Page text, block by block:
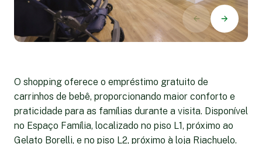
O shopping oferece o empréstimo gratuito de
carrinhos de bebê, proporcionando maior conforto e
praticidade para as famílias durante a visita. Disponível
no Espaço Família, localizado no piso L1, próximo ao
Gelato Borelli, e no piso L2, próximo à loja Riachuelo.